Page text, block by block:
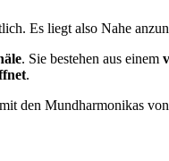
Es liegt also Nahe
. Sie bestehen aus einem
.
den Mundharmonikas